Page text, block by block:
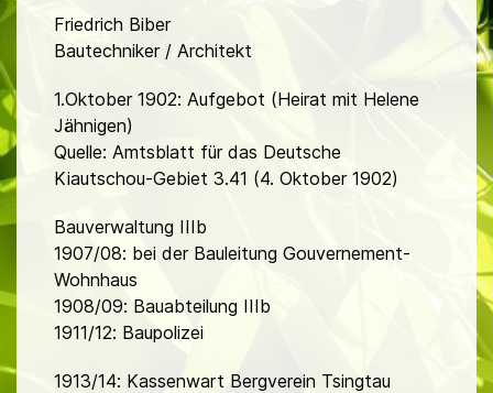
Friedrich Biber
Bautechniker / Architekt
1.Oktober 1902: Aufgebot (Heirat mit Helene
Jähnigen)
Quelle: Amtsblatt für das Deutsche
Kiautschou-Gebiet 3.41 (4. Oktober 1902)
Bauverwaltung IIIb
1907/08: bei der Bauleitung Gouvernement-
Wohnhaus
1908/09: Bauabteilung IIIb
1911/12: Baupolizei
1913/14: Kassenwart Bergverein Tsingtau